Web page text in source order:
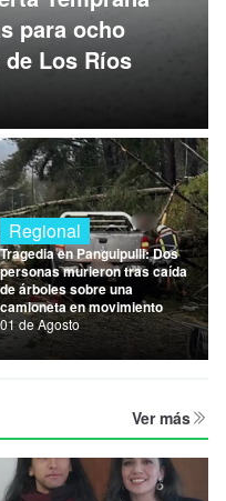
para ocho
Los Ríos
Regional
Tragedia en Panguipulli: Dos
personas murieron tras caída
de árboles sobre una
camioneta en movimiento
01 de Agosto
Ver más